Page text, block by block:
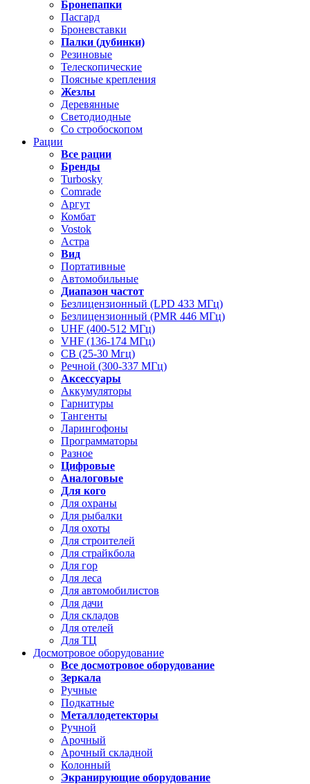
Бронепапки
Пасгард
Броневставки
Палки (дубинки)
Резиновые
Телескопические
Поясные крепления
Жезлы
Деревянные
Светодиодные
Со стробоскопом
Рации
Все рации
Бренды
Turbosky
Comrade
Аргут
Комбат
Vostok
Астра
Вид
Портативные
Автомобильные
Диапазон частот
Безлицензионный (LPD 433 МГц)
Безлицензионный (PMR 446 МГц)
UHF (400-512 МГц)
VHF (136-174 МГц)
CB (25-30 Мгц)
Речной (300-337 МГц)
Аксессуары
Аккумуляторы
Гарнитуры
Тангенты
Ларингофоны
Программаторы
Разное
Цифровые
Аналоговые
Для кого
Для охраны
Для рыбалки
Для охоты
Для строителей
Для страйкбола
Для гор
Для леса
Для автомобилистов
Для дачи
Для складов
Для отелей
Для ТЦ
Досмотровое оборудование
Все досмотровое оборудование
Зеркала
Ручные
Подкатные
Металлодетекторы
Ручной
Арочный
Арочный складной
Колонный
Экранирующие оборудование